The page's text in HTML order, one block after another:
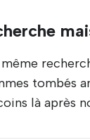
tombés
là après